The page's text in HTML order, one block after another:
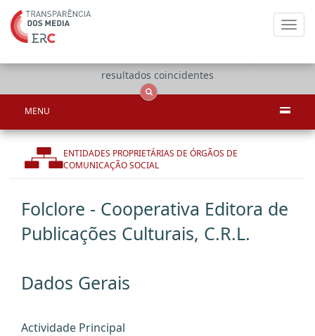
resultados coincidentes
MENU
ENTIDADES PROPRIETÁRIAS DE ÓRGÃOS DE
COMUNICAÇÃO SOCIAL
Folclore - Cooperativa Editora de
Publicações Culturais, C.R.L.
Dados Gerais
Actividade Principal